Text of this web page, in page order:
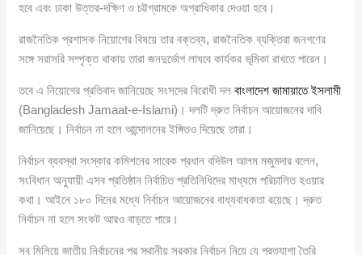
হবে এবং ঢাকা উত্তর-দক্ষিণ ও চট্টগ্রামকে অগ্রাধিকার দেওয়া হবে।
রাজনৈতিক প্রশাসক নিয়োগের বিষয়ে তার বক্তব্য, রাজনৈতিক ব্যক্তিরা জনগণের
সঙ্গে সরাসরি সম্পৃক্ত থাকায় তারা জনদুর্ভোগ লাঘবে কার্যকর ভূমিকা রাখতে পারেন।
তবে এ নিয়োগের প্রতিবাদ জানিয়েছে সংসদের বিরোধী দলবাংলাদেশ জামায়াতে ইসলামী
(Bangladesh Jamaat-e-Islami)। দলটি দ্রুত নির্বাচন আয়োজনের দাবি
জানিয়েছে। নির্বাচন না হলে আন্দোলনের ইঙ্গিতও দিয়েছে তারা।
নির্বাচন ব্যবস্থা সংস্কার কমিশনের সাবেক প্রধান বদিউল আলম মজুমদার বলেন,
সংবিধান অনুযায়ী এসব প্রতিষ্ঠান নির্বাচিত প্রতিনিধিদের মাধ্যমে পরিচালিত হওয়ার
কথা। আইনে ১৮০ দিনের মধ্যে নির্বাচন আয়োজনের বাধ্যবাধকতা রয়েছে। দ্রুত
নির্বাচন না হলে সংকট আরও বাড়তে পারে।
সব মিলিয়ে জাতীয় নির্বাচনের পর স্থানীয় সরকার নির্বাচন নিয়ে যে প্রত্যাশা তৈরি